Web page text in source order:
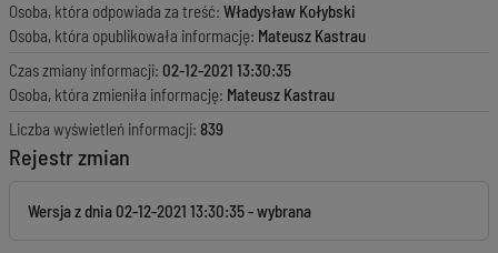
Osoba, która odpowiada za treść: Władysław Kołybski
Osoba, która opublikowała informację: Mateusz Kastrau
Czas zmiany informacji: 02-12-2021 13:30:35
Osoba, która zmieniła informację: Mateusz Kastrau
Liczba wyświetleń informacji: 839
Rejestr zmian
Wersja z dnia 02-12-2021 13:30:35